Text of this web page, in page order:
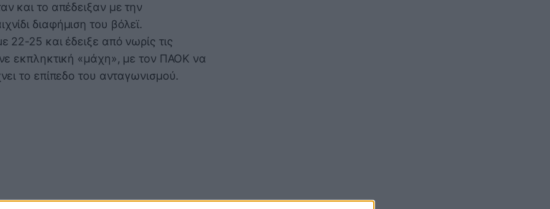
και το απέδειξαν με την
διαφήμιση του βόλεϊ.
22-25 και έδειξε από νωρίς τις
εκπληκτική «μάχη», με τον ΠΑΟΚ να
το επίπεδο του ανταγωνισμού.